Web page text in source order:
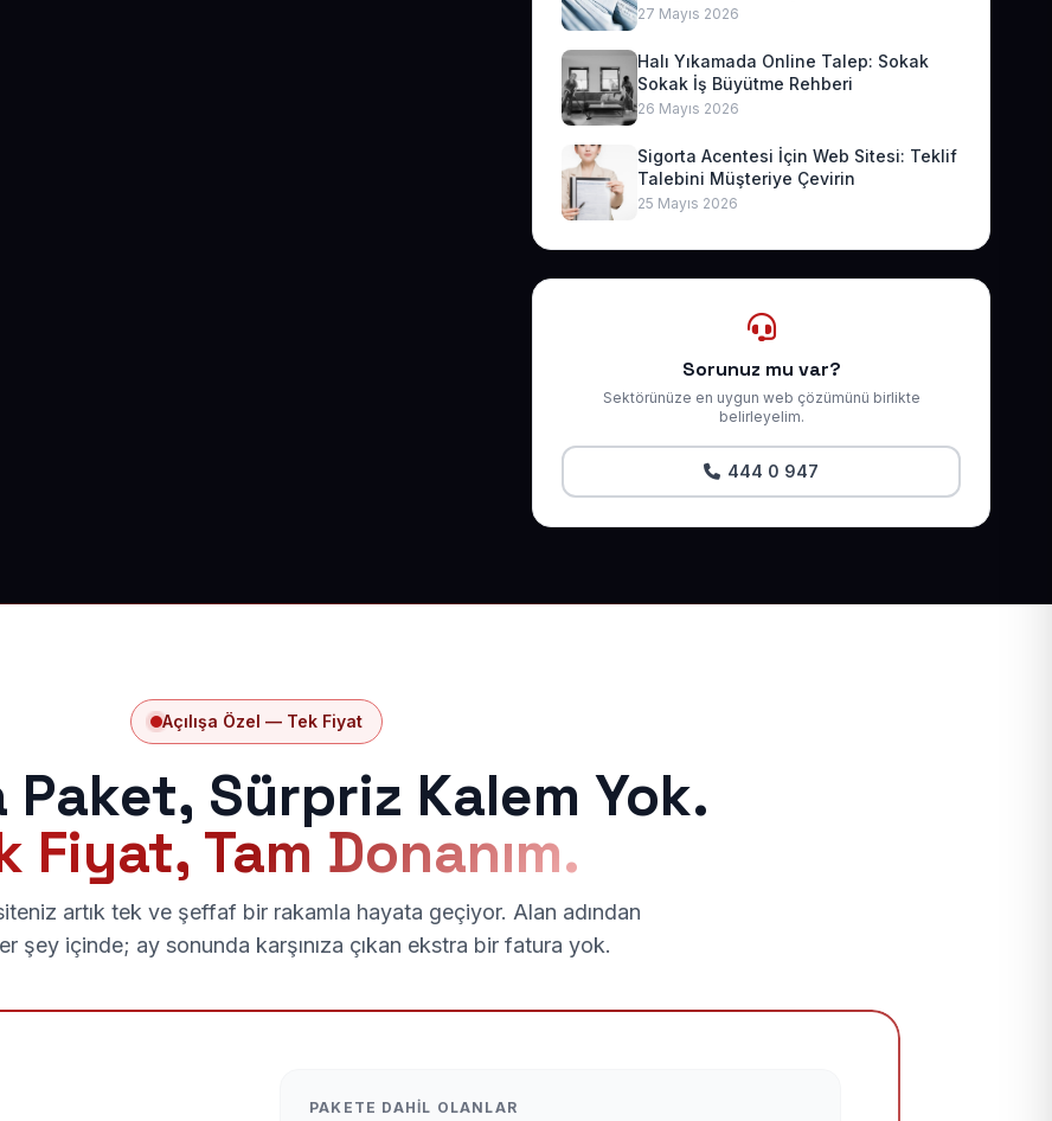
Geliri
27 Mayıs 2026
Halı Yıkamada Online Talep: Sokak
Sokak İş Büyütme Rehberi
26 Mayıs 2026
Sigorta Acentesi İçin Web Sitesi: Teklif
Talebini Müşteriye Çevirin
25 Mayıs 2026
Sorunuz mu var?
Sektörünüze en uygun web çözümünü birlikte
belirleyelim.
444 0 947
Açılışa Özel — Tek Fiyat
Paket, Sürpriz Kalem Yok.
Fiyat, Tam Donanım.
artık tek ve şeffaf bir rakamla hayata geçiyor. Alan adından
şey içinde; ay sonunda karşınıza çıkan ekstra bir fatura yok.
PAKETE DAHIL OLANLAR